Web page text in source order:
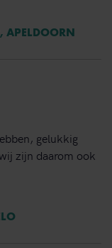
APELDOORN
gelukkig
zijn daarom ook